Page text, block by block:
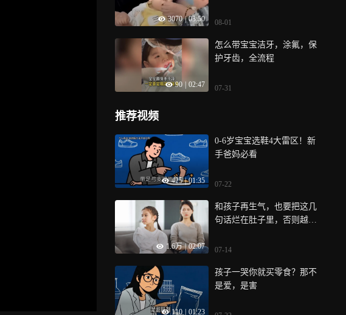
3070 | 03:50 08-01
90 02:47
怎么带宝宝洁牙，涂氟，保
护牙齿，全流程
07-31
推荐视频
425 | 01:35
0-6岁宝宝选鞋4大雷区！新
手爸妈必看
07-22
1.6万 | 02:07
和孩子再生气，也要把这几
句话烂在肚子里，否则越吼
07-14
110 01:23
孩子一哭你就买零食？那不
是爱，是害